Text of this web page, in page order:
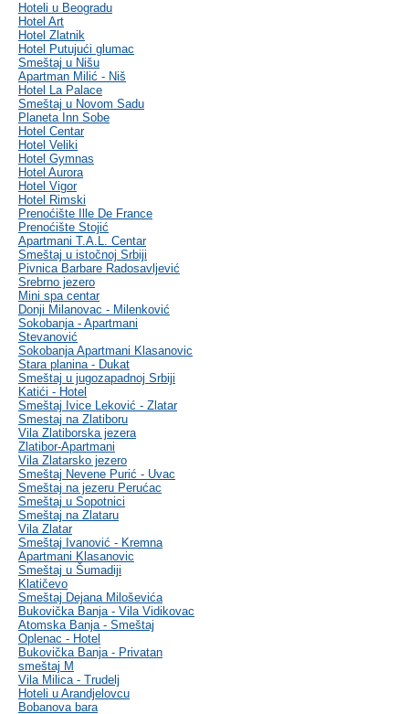
Hoteli u Beogradu
Hotel Art
Hotel Zlatnik
Hotel Putujući glumac
Smeštaj u Nišu
Apartman Milić - Niš
Hotel La Palace
Smeštaj u Novom Sadu
Planeta Inn Sobe
Hotel Centar
Hotel Veliki
Hotel Gymnas
Hotel Aurora
Hotel Vigor
Hotel Rimski
Prenoćište Ille De France
Prenoćište Stojić
Apartmani T.A.L. Centar
Smeštaj u istočnoj Srbiji
Pivnica Barbare Radosavljević
Srebrno jezero
Mini spa centar
Donji Milanovac - Milenković
Sokobanja - Apartmani
Stevanović
Sokobanja Apartmani Klasanovic
Stara planina - Dukat
Smeštaj u jugozapadnoj Srbiji
Katići - Hotel
Smeštaj Ivice Leković - Zlatar
Smestaj na Zlatiboru
Vila Zlatiborska jezera
Zlatibor-Apartmani
Vila Zlatarsko jezero
Smeštaj Nevene Purić - Uvac
Smeštaj na jezeru Perućac
Smeštaj u Sopotnici
Smeštaj na Zlataru
Vila Zlatar
Smeštaj Ivanović - Kremna
Apartmani Klasanovic
Smeštaj u Šumadiji
Klatičevo
Smeštaj Dejana Miloševića
Bukovička Banja - Vila Vidikovac
Atomska Banja - Smeštaj
Oplenac - Hotel
Bukovička Banja - Privatan
smeštaj M
Vila Milica - Trudelj
Hoteli u Arandjelovcu
Bobanova bara